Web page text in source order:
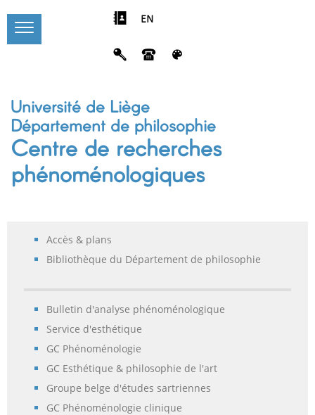
EN
Université de Liège
Département de philosophie
Centre de recherches
phénoménologiques
Accès & plans
Bibliothèque du Département de philosophie
Bulletin d'analyse phénoménologique
Service d'esthétique
GC Phénoménologie
GC Esthétique & philosophie de l'art
Groupe belge d'études sartriennes
GC Phénoménologie clinique